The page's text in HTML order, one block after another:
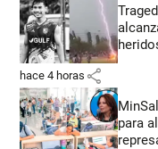
hace 4 horas share
para